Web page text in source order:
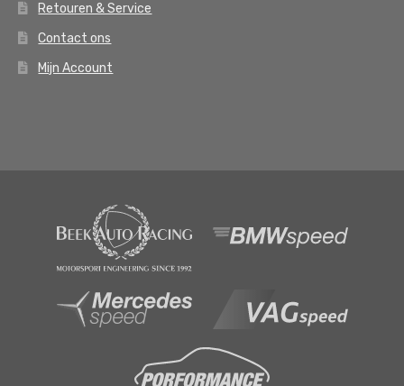
Retouren & Service
Contact ons
Mijn Account